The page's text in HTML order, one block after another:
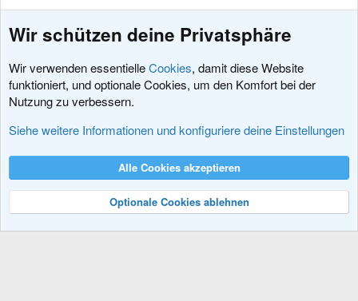
Tipps und Anleitungen
Nutzungsbedingungen Datenschutz
R
Community platform by XenForo® © 2010-2024 XenForo Ltd.
Wir schützen deine Privatsphäre
Wir verwenden essentielleCookies, damit diese Website
funktioniert, und optionale Cookies, um den Komfort bei der
Nutzung zu verbessern.
Siehe weitere Informationen und konfiguriere deine Einstellungen
Alle Cookies akzeptieren
Optionale Cookies ablehnen